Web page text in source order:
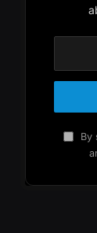
By